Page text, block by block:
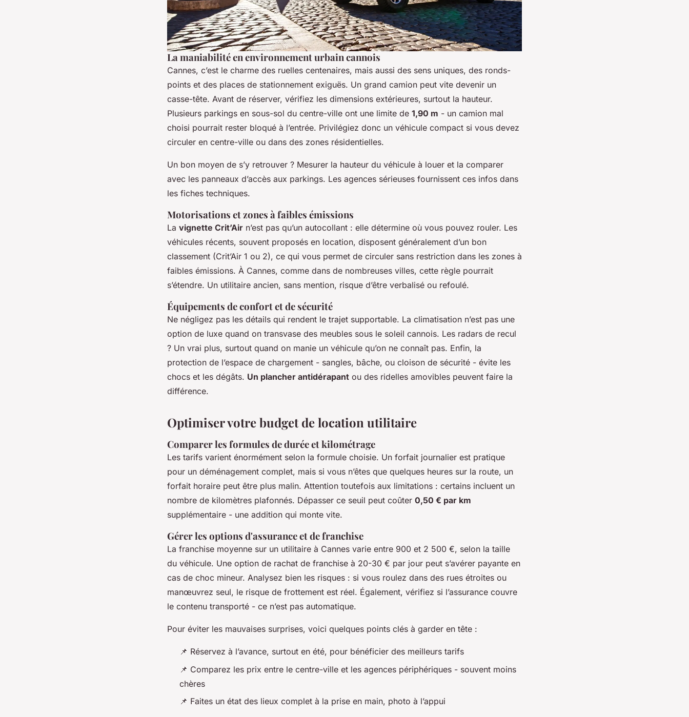
La maniabilité en environnement urbain cannois
Cannes, c’est le charme des ruelles centenaires, mais aussi des sens uniques, des ronds-
points et des places de stationnement exiguës. Un grand camion peut vite devenir un
casse-tête. Avant de réserver, vérifiez les dimensions extérieures, surtout la hauteur.
Plusieurs parkings en sous-sol du centre-ville ont une limite de 1,90 m - un camion mal
choisi pourrait rester bloqué à l’entrée. Privilégiez donc un véhicule compact si vous devez
circuler en centre-ville ou dans des zones résidentielles.
Un bon moyen de s’y retrouver ? Mesurer la hauteur du véhicule à louer et la comparer
avec les panneaux d’accès aux parkings. Les agences sérieuses fournissent ces infos dans
les fiches techniques.
Motorisations et zones à faibles émissions
La vignette Crit’Air n’est pas qu’un autocollant : elle détermine où vous pouvez rouler. Les
véhicules récents, souvent proposés en location, disposent généralement d’un bon
classement (Crit’Air 1 ou 2), ce qui vous permet de circuler sans restriction dans les zones à
faibles émissions. À Cannes, comme dans de nombreuses villes, cette règle pourrait
s’étendre. Un utilitaire ancien, sans mention, risque d’être verbalisé ou refoulé.
Équipements de confort et de sécurité
Ne négligez pas les détails qui rendent le trajet supportable. La climatisation n’est pas une
option de luxe quand on transvase des meubles sous le soleil cannois. Les radars de recul
? Un vrai plus, surtout quand on manie un véhicule qu’on ne connaît pas. Enfin, la
protection de l’espace de chargement - sangles, bâche, ou cloison de sécurité - évite les
chocs et les dégâts. Un plancher antidérapant ou des ridelles amovibles peuvent faire la
différence.
Optimiser votre budget de location utilitaire
Comparer les formules de durée et kilométrage
Les tarifs varient énormément selon la formule choisie. Un forfait journalier est pratique
pour un déménagement complet, mais si vous n’êtes que quelques heures sur la route, un
forfait horaire peut être plus malin. Attention toutefois aux limitations : certains incluent un
nombre de kilomètres plafonnés. Dépasser ce seuil peut coûter 0,50 € par km
supplémentaire - une addition qui monte vite.
Gérer les options d'assurance et de franchise
La franchise moyenne sur un utilitaire à Cannes varie entre 900 et 2 500 €, selon la taille
du véhicule. Une option de rachat de franchise à 20-30 € par jour peut s’avérer payante en
cas de choc mineur. Analysez bien les risques : si vous roulez dans des rues étroites ou
manœuvrez seul, le risque de frottement est réel. Également, vérifiez si l’assurance couvre
le contenu transporté - ce n’est pas automatique.
Pour éviter les mauvaises surprises, voici quelques points clés à garder en tête :
📌 Réservez à l’avance, surtout en été, pour bénéficier des meilleurs tarifs
📌 Comparez les prix entre le centre-ville et les agences périphériques - souvent moins
chères
📌 Faites un état des lieux complet à la prise en main, photo à l’appui